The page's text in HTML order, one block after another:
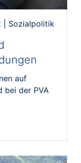
Sozialpolitik
auf
bei der PVA